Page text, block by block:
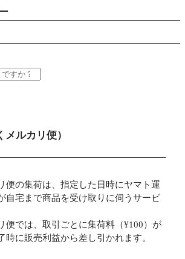
ンツ
ルカリ便）
便の集荷は、指定した日時にヤマト運
自宅まで商品を受け取りに伺うサービ
便では、取引ごとに集荷料（¥100）が
時に販売利益から差し引かれます。